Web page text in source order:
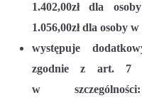
1.402,00zł dla
1.056,00zł dla osoby
występuje
zgodnie z art. 7
w